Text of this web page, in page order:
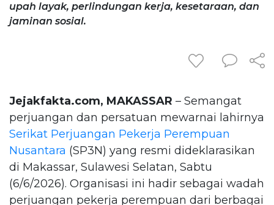
upah layak, perlindungan kerja, kesetaraan, dan
jaminan sosial.
Jejakfakta.com, MAKASSAR – Semangat
perjuangan dan persatuan mewarnai lahirnya
Serikat Perjuangan Pekerja Perempuan
Nusantara (SP3N) yang resmi dideklarasikan
di Makassar, Sulawesi Selatan, Sabtu
(6/6/2026). Organisasi ini hadir sebagai wadah
perjuangan pekerja perempuan dari berbagai